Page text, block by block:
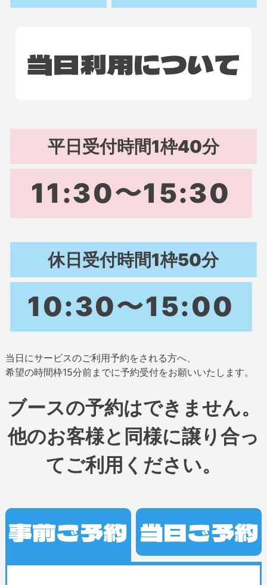
当日利用について
平日受付時間1枠40分
11:30〜15:30
休日受付時間1枠50分
10:30〜15:00
当日にサービスのご利用予約をされる方へ、
希望の時間枠15分前までに予約受付をお願いいたします。
ブースの予約はできません。
他のお客様と同様に譲り合っ
てご利用ください。
事前ご予約 当日ご予約